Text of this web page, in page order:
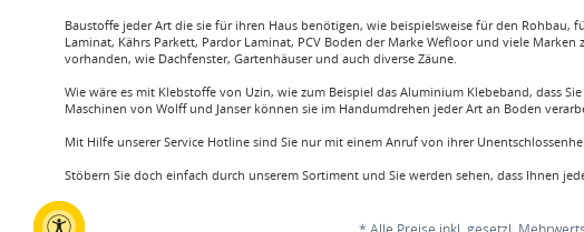
Baustoffe jeder Art die sie für ihren Haus benötigen, wie beispielsweise für den Rohbau,
Laminat, Kährs Parkett, Pardor Laminat, PCV Boden der Marke Wefloor und viele
vorhanden, wie Dachfenster, Gartenhäuser und auch diverse Zäune.
Wie wäre es mit Klebstoffe von Uzin, wie zum Beispiel das Aluminium Klebeband, dass
Maschinen von Wolff und Janser können sie im Handumdrehen jeder Art an Boden
Mit Hilfe unserer Service Hotline sind Sie nur mit einem Anruf von ihrer
Stöbern Sie doch einfach durch unserem Sortiment und Sie werden sehen, dass Ihnen